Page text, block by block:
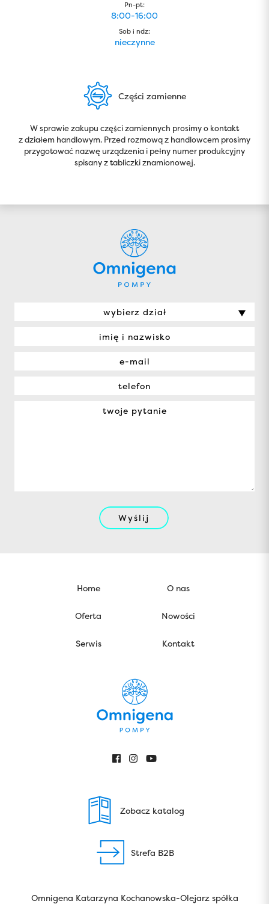
Pn-pt:
8:00-16:00
Sob i ndz:
nieczynne
Części zamienne
W sprawie zakupu części zamiennych prosimy o kontakt
z działem handlowym. Przed rozmową z handlowcem prosimy
przygotować nazwę urządzenia i pełny numer produkcyjny
spisany z tabliczki znamionowej.
wybierz dział
Wyślij
Home O nas
Oferta Nowości
Serwis Kontakt
Zobacz katalog
Strefa B2B
Omnigena Katarzyna Kochanowska-Olejarz spółka